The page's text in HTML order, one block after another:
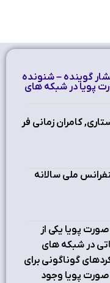
گوینده – شنونده
پویا در شبکه های
کامران زمانی فر
ملی سالانه
پویا یکی از
در شبکه های
گوناگونی برای
پویا وجود